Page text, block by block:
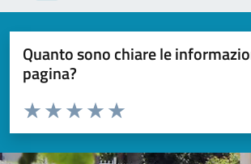
Quanto sono chiare le
pagina?
Valuta da 1 a 5 stelle la pagina
Valuta 5 stelle su 5
Valuta 4 stelle su 5
Valuta 3 stelle su 5
Valuta 2 stelle su 5
Valuta 1 stelle su 5